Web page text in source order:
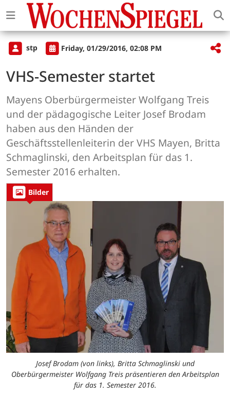
stp Friday, 01/29/2016, 02:08 PM
VHS-Semester startet
Mayens Oberbürgermeister Wolfgang Treis
und der pädagogische Leiter Josef Brodam
haben aus den Händen der
Geschäftsstellenleiterin der VHS Mayen, Britta
Schmaglinski, den Arbeitsplan für das 1.
Semester 2016 erhalten.
Bilder
Josef Brodam (von links), Britta Schmaglinski und
Oberbürgermeister Wolfgang Treis präsentieren den Arbeitsplan
für das 1. Semester 2016.